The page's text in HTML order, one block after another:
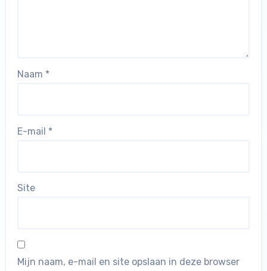
Naam *
E-mail *
Site
Mijn naam, e-mail en site opslaan in deze browser